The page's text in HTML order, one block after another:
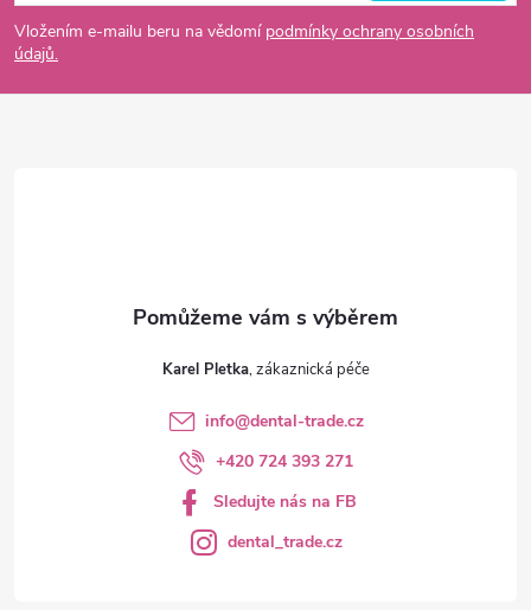
p
a
Vložením e-mailu beru na vědomí podmínky ochrany osobních
údajů.
Karel Pletka
info@dental-trade.cz
+420 724 393 271
Sledujte nás na FB
dental_trade.cz